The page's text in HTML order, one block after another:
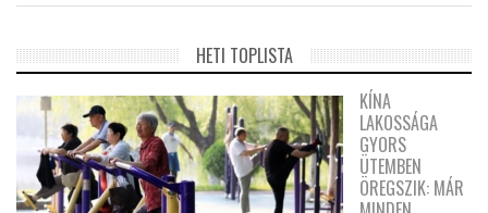
HETI TOPLISTA
KÍNA
LAKOSSÁGA
GYORS
ÜTEMBEN
ÖREGSZIK: MÁR